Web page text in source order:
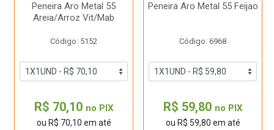
Peneira Aro Metal 55
Areia/Arroz Vit/Mab
Código: 5152
R$ 70,10 no PIX
ou R$ 70,10 em até
Peneira Aro Metal 55 Feijao
Código: 6968
R$ 59,80 no PIX
ou R$ 59,80 em até